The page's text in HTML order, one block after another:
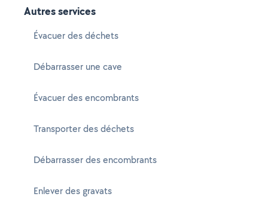
Autres services
Évacuer des déchets
Débarrasser une cave
Évacuer des encombrants
Transporter des déchets
Débarrasser des encombrants
Enlever des gravats